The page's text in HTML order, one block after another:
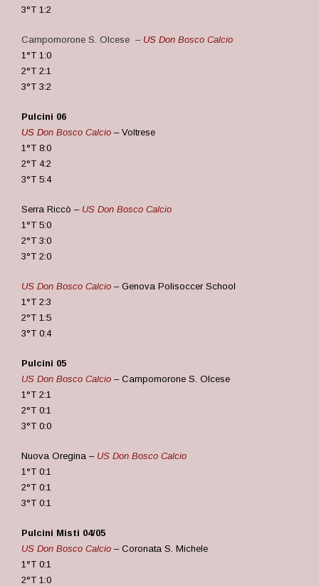
3°T 1:2
Campomorone S. Olcese – US Don Bosco Calcio
1°T 1:0
2°T 2:1
3°T 3:2
Pulcini 06
US Don Bosco Calcio – Voltrese
1°T 8:0
2°T 4:2
3°T 5:4
Serra Riccò – US Don Bosco Calcio
1°T 5:0
2°T 3:0
3°T 2:0
US Don Bosco Calcio – Genova Polisoccer School
1°T 2:3
2°T 1:5
3°T 0:4
Pulcini 05
US Don Bosco Calcio – Campomorone S. Olcese
1°T 2:1
2°T 0:1
3°T 0:0
Nuova Oregina –US Don Bosco Calcio
1°T 0:1
2°T 0:1
3°T 0:1
Pulcini Misti 04/05
US Don Bosco Calcio – Coronata S. Michele
1°T 0:1
2°T 1:0